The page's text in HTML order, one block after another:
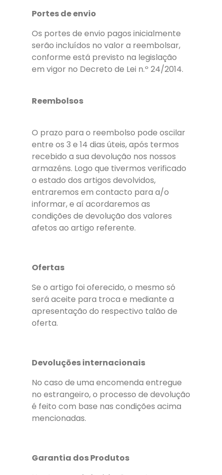
Portes de envio
Os portes de envio pagos inicialmente
serão incluídos no valor a reembolsar,
conforme está previsto na legislação
em vigor no Decreto de Lei n.º 24/2014.
Reembolsos
O prazo para o reembolso pode oscilar
entre os 3 e 14 dias úteis, após termos
recebido a sua devolução nos nossos
armazéns. Logo que tivermos verificado
o estado dos artigos devolvidos,
entraremos em contacto para a/o
informar, e aí acordaremos as
condições de devolução dos valores
afetos ao artigo referente.
Ofertas
Se o artigo foi oferecido, o mesmo só
será aceite para troca e mediante a
apresentação do respectivo talão de
oferta.
Devoluções internacionais
No caso de uma encomenda entregue
no estrangeiro, o processo de devolução
é feito com base nas condições acima
mencionadas.
Garantia dos Produtos